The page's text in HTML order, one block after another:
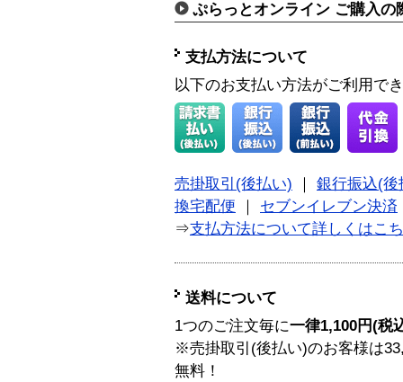
ぷらっとオンライン ご購入の
支払方法について
以下のお支払い方法がご利用で
売掛取引(後払い)
銀行振込(後
換宅配便
セブンイレブン決済
⇒支払方法について詳しくはこ
送料について
1つのご注文毎に一律1,100円(税
※売掛取引(後払い)のお客様は
無料！